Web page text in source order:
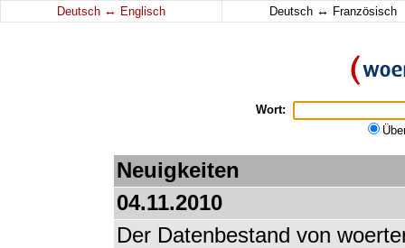
Deutsch ↔ Englisch Deutsch ↔ Französisch
Wort:
Neuigkeiten
04.11.2010
Der Datenbestand von